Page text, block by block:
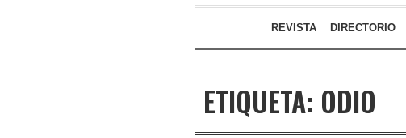
REVISTA DIRECTORIO
ETIQUETA: ODIO